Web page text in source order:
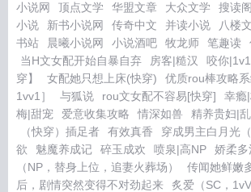
小说网
顶点文学 华盟文章 大众文学 搜读阁
小说
新书小说网 传奇中文 并读小说 八楼
书站
晨曦小说网 小说酒吧 牧龙师 笔趣读
当H文女配开始自暴自弃
房客|糙汉 咬你|1v1
穿】
女配她只想上床(快穿) 优质rou棒攻略
1vv1］
与狐说 rou文女配不容易[快穿] 幸瘾
梅|甜宠
爱意收集攻略 情深如兽 精养贵妇|乱
（快穿）插足者
有效真香 穿成男主白月光
欲
魅魔养成记 碎玉成欢 喷泉|高NP 娇柔多
（NP，替身上位，追妻火葬场）
传闻她鲜嫩
后，剧情突然变得不对劲起来
炙爱（SC，